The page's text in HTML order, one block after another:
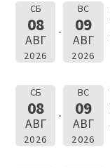
СБ
08
АВГ
2026
ВС
09
АВГ
2026
СБ
08
АВГ
2026
ВС
09
АВГ
2026